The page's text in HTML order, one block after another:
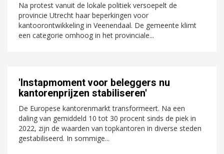
Na protest vanuit de lokale politiek versoepelt de
provincie Utrecht haar beperkingen voor
kantoorontwikkeling in Veenendaal. De gemeente klimt
een categorie omhoog in het provinciale...
'Instapmoment voor beleggers nu
kantorenprijzen stabiliseren'
De Europese kantorenmarkt transformeert. Na een
daling van gemiddeld 10 tot 30 procent sinds de piek in
2022, zijn de waarden van topkantoren in diverse steden
gestabiliseerd. In sommige...